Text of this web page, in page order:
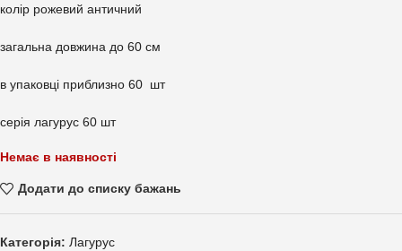
колір рожевий античний
загальна довжина до 60 см
в упаковці приблизно 60 шт
серія лагурус 60 шт
Немає в наявності
Додати до списку бажань
Категорія: Лагурус